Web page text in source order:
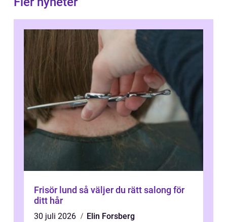
Frisör lund så väljer du rätt salong för
ditt hår
30 juli 2026
Elin Forsberg